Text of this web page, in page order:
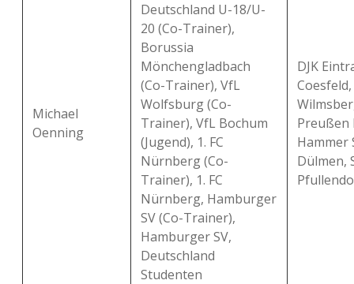
Michael
Oenning
Deutschland U-18/U-
20 (Co-Trainer),
Borussia
Mönchengladbach
(Co-Trainer), VfL
Wolfsburg (Co-
Trainer), VfL Bochum
(Jugend), 1. FC
Nürnberg (Co-
Trainer), 1. FC
Nürnberg, Hamburger
SV (Co-Trainer),
Hamburger SV,
Deutschland
Studenten
DJK
Coesfeld,
Preußen
Hammer
Dülmen,